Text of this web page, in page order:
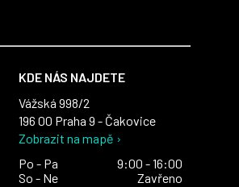
KDE NÁS NAJDETE
Vážská 998/2
196 00 Praha 9 - Čakovice
Zobrazit na mapě ›
Po - Pa
9:00 - 16:00
So - Ne
Zavřeno